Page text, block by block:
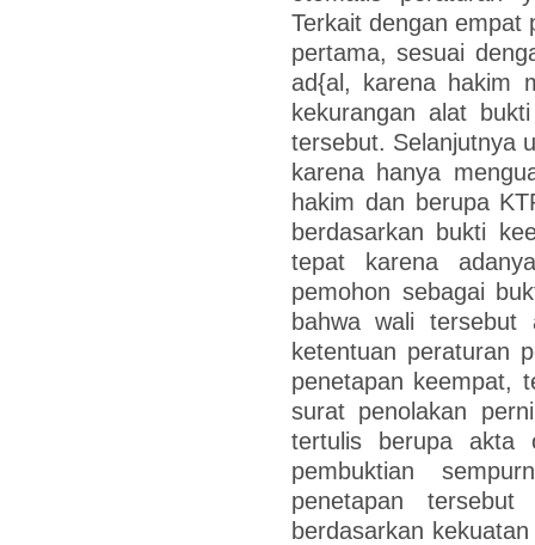
Terkait dengan empat
pertama, sesuai
ad{al, karena hakim
kekurangan alat
tersebut. Selanjutnya
karena hanya
hakim dan berupa
berdasarkan bukti
tepat karena
pemohon sebagai
bahwa wali
ketentuan peraturan
penetapan keempat,
surat penolakan
tertulis berupa akta
pembuktian
penetapan tersebut
berdasarkan